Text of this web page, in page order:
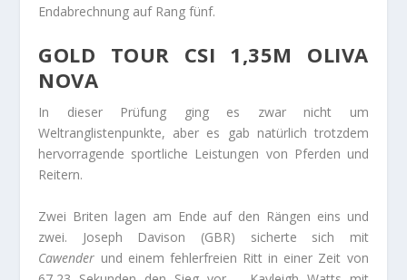
Endabrechnung auf Rang fünf.
GOLD TOUR CSI 1,35M OLIVA
NOVA
In dieser Prüfung ging es zwar nicht um
Weltranglistenpunkte, aber es gab natürlich trotzdem
hervorragende sportliche Leistungen von Pferden und
Reitern.
Zwei Briten lagen am Ende auf den Rängen eins und
zwei. Joseph Davison (GBR) sicherte sich mit
Cawender und einem fehlerfreien Ritt in einer Zeit von